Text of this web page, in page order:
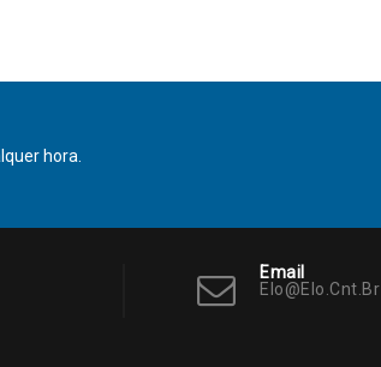
hora.
Email
Elo@elo.cnt.br